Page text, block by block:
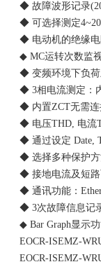
◆ 故障波形记录
◆ 可选择测定
◆ 电动机的绝缘电
◆ MC运转次数监视
◆ 变频环境下负荷
◆ 3相电流测定：内
◆ 内置ZCT无需连接
◆ 电压THD, 电流
◆ 通过设定 Date,
◆ 选择多种保护方法
◆ 接地电流及短路可
◆ 通讯功能：
◆ 3次故障信息记录
◆ Bar Graph显示功
EOCR-ISEMZ-
EOCR-ISEMZ-